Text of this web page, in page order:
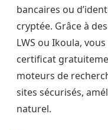
bancaires ou
cryptée. Grâce à
LWS ou Ikoula,
certificat
moteurs de
sites sécurisés,
naturel.